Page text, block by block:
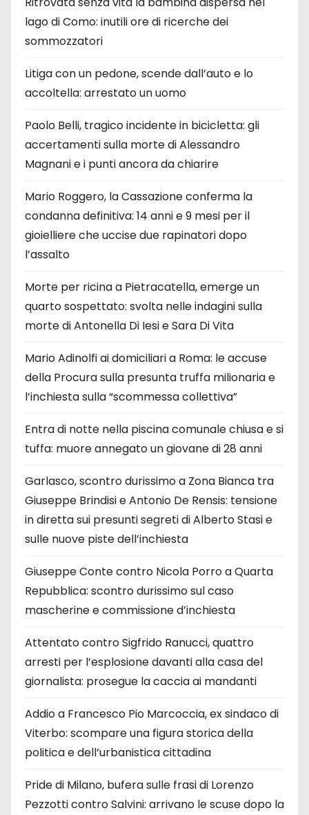
lago di Como: inutili ore di ricerche dei
sommozzatori
Litiga con un pedone, scende dall’auto e lo
accoltella: arrestato un uomo
Paolo Belli, tragico incidente in bicicletta: gli
accertamenti sulla morte di Alessandro
Magnani e i punti ancora da chiarire
Mario Roggero, la Cassazione conferma la
condanna definitiva: 14 anni e 9 mesi per il
gioielliere che uccise due rapinatori dopo
l’assalto
Morte per ricina a Pietracatella, emerge un
quarto sospettato: svolta nelle indagini sulla
morte di Antonella Di Iesi e Sara Di Vita
Mario Adinolfi ai domiciliari a Roma: le accuse
della Procura sulla presunta truffa milionaria e
l’inchiesta sulla “scommessa collettiva”
Entra di notte nella piscina comunale chiusa e si
tuffa: muore annegato un giovane di 28 anni
Garlasco, scontro durissimo a Zona Bianca tra
Giuseppe Brindisi e Antonio De Rensis: tensione
in diretta sui presunti segreti di Alberto Stasi e
sulle nuove piste dell’inchiesta
Giuseppe Conte contro Nicola Porro a Quarta
Repubblica: scontro durissimo sul caso
mascherine e commissione d’inchiesta
Attentato contro Sigfrido Ranucci, quattro
arresti per l’esplosione davanti alla casa del
giornalista: prosegue la caccia ai mandanti
Addio a Francesco Pio Marcoccia, ex sindaco di
Viterbo: scompare una figura storica della
politica e dell’urbanistica cittadina
Pride di Milano, bufera sulle frasi di Lorenzo
Pezzotti contro Salvini: arrivano le scuse dopo la